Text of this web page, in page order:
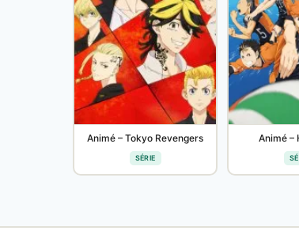
Animé – Tokyo Revengers
SÉRIE
Animé –